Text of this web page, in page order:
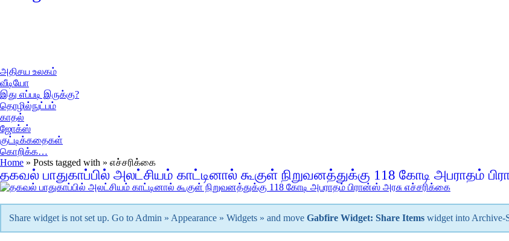
அதிசய உலகம்
வீடியோ
இது எப்படி இருக்கு?
தொழில்நுட்பம்
காதல்
ஜோக்ஸ்
குட்டிக்கதைகள்
கொறிக்க…
Home » Posts tagged with » எ‌ச்ச‌ரி‌க்கை
தகவல் பாதுகாப்பில் அலட்சியம் காட்டினால் கூகுள் நிறுவனத்துக்கு 118 கோடி அபராதம்
Share widget is not set up. Go to Admin » Appearance » Widgets » and move Gabfire Widget: Share Itemswidget into Archive-